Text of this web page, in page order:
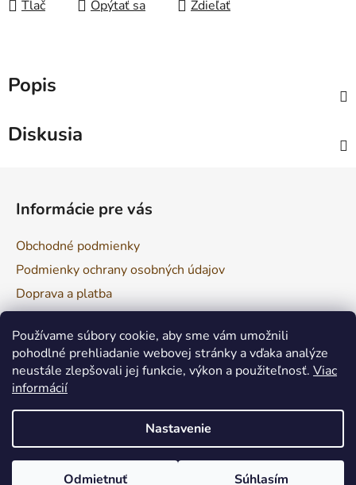
Používame súbory cookie, aby sme vám umožnili
pohodlné prehliadanie webovej stránky a vďaka analýze
neustále zlepšovali jej funkcie, výkon a použiteľnosť. Viac
informácií
Nastavenie
Odmietnuť Súhlasím
Tlač Opýtať sa Zdieľať
Popis
Diskusia
e
Informácie pre vás
Obchodné podmienky
Podmienky ochrany osobných údajov
Doprava a platba
Facebook